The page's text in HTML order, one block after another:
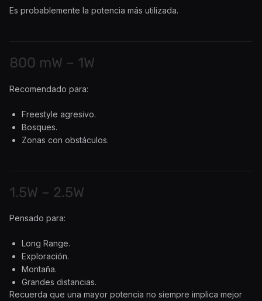
Es probablemente la potencia más utilizada.
800 mW – 1W
Recomendado para:
Freestyle agresivo.
Bosques.
Zonas con obstáculos.
1.5W – 2.5W
Pensado para:
Long Range.
Exploración.
Montaña.
Grandes distancias.
Recuerda que una mayor potencia no siempre implica mejor